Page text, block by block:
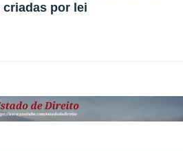
por lei